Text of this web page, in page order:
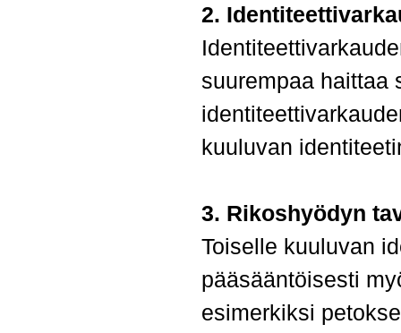
2.
suurempaa haittaa
kuuluvan
3. Rikoshyödyn
Toiselle kuuluvan
pääsääntöisesti
esimerkiksi